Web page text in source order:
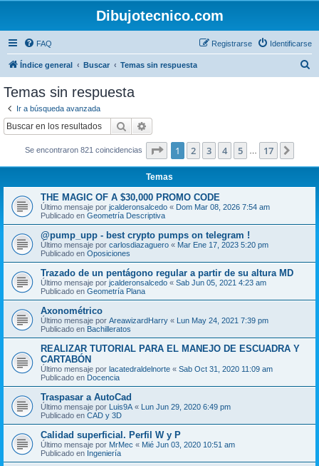
Dibujotecnico.com
FAQ Identificarse
Registrarse
Índice general Buscar Temas sin respuesta
Temas sin respuesta
Ir a búsqueda avanzada
Buscar
Se encontraron 821 coincidencias Página de 17
1 2 3 4 5 17
Temas
THE MAGIC OF A $30,000 PROMO CODE
Último mensaje por jcalderonsalcedo « Dom Mar 08, 2026 7:54 am
Publicado en Geometría Descriptiva
@pump_upp - best crypto pumps on telegram !
Último mensaje por carlosdiazaguero « Mar Ene 17, 2023 5:20 pm
Publicado en Oposiciones
Trazado de un pentágono regular a partir de su altura MD
Último mensaje por jcalderonsalcedo « Sab Jun 05, 2021 4:23 am
Publicado en Geometría Plana
Axonométrico
Último mensaje por AreawizardHarry « Lun May 24, 2021 7:39 pm
Publicado en Bachilleratos
REALIZAR TUTORIAL PARA EL MANEJO DE ESCUADRA Y
CARTABÓN
Último mensaje por lacatedraldelnorte « Sab Oct 31, 2020 11:09 am
Publicado en Docencia
Traspasar a AutoCad
Último mensaje por Luis9A « Lun Jun 29, 2020 6:49 pm
Publicado en CAD y 3D
Calidad superficial. Perfil W y P
Último mensaje por MrMec « Mié Jun 03, 2020 10:51 am
Publicado en Ingeniería